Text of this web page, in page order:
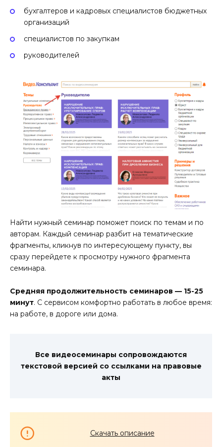
бухгалтеров и кадровых специалистов бюджетных
организаций
специалистов по закупкам
руководителей
Найти нужный семинар поможет поиск по темам и по
авторам. Каждый семинар разбит на тематические
фрагменты, кликнув по интересующему пункту, вы
сразу перейдете к просмотру нужного фрагмента
семинара.
Средняя продолжительность семинаров — 15-25
минут. С сервисом комфортно работать в любое время:
на работе, в дороге или дома.
Все видеосеминары сопровождаются
текстовой версией со ссылками на правовые
акты
Скачать описание